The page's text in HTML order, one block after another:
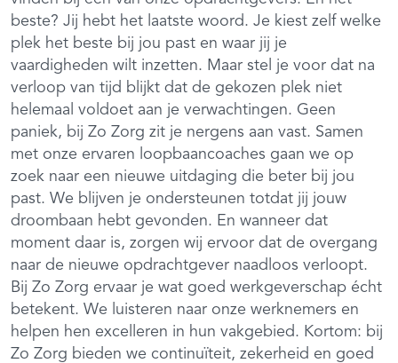
beste? Jij hebt het laatste woord. Je kiest zelf welke
plek het beste bij jou past en waar jij je
vaardigheden wilt inzetten. Maar stel je voor dat na
verloop van tijd blijkt dat de gekozen plek niet
helemaal voldoet aan je verwachtingen. Geen
paniek, bij Zo Zorg zit je nergens aan vast. Samen
met onze ervaren loopbaancoaches gaan we op
zoek naar een nieuwe uitdaging die beter bij jou
past. We blijven je ondersteunen totdat jij jouw
droombaan hebt gevonden. En wanneer dat
moment daar is, zorgen wij ervoor dat de overgang
naar de nieuwe opdrachtgever naadloos verloopt.
Bij Zo Zorg ervaar je wat goed werkgeverschap écht
betekent. We luisteren naar onze werknemers en
helpen hen excelleren in hun vakgebied. Kortom: bij
Zo Zorg bieden we continuïteit, zekerheid en goed